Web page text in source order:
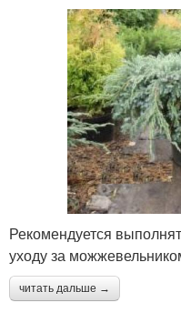
Рекомендуется
уходу за
читать дальше →